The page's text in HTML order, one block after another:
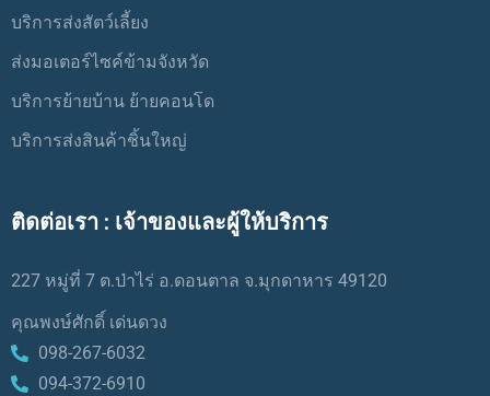
บริการส่งสัตว์เลี้ยง
ส่งมอเตอร์ไซค์ข้ามจังหวัด
บริการย้ายบ้าน ย้ายคอนโด
บริการส่งสินค้าชิ้นใหญ่
ติดต่อเรา : เจ้าของและผู้ให้บริการ
227 หมู่ที่ 7 ต.ป่าไร่ อ.ดอนตาล จ.มุกดาหาร 49120
คุณพงษ์ศักดิ์ เด่นดวง
098-267-6032
094-372-6910